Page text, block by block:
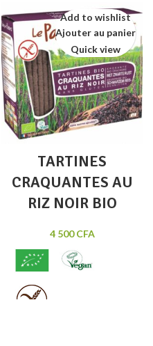
TARTINES
CRAQUANTES AU
RIZ NOIR BIO
4 500CFA
Add to wishlist
Ajouter au panier
Quick view